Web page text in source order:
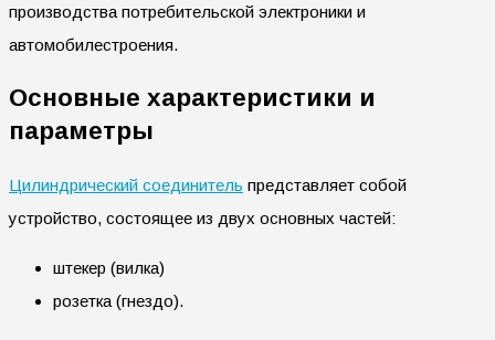
производства потребительской электроники и
автомобилестроения.
Основные характеристики и
параметры
Цилиндрический соединитель представляет собой
устройство, состоящее из двух основных частей:
штекер (вилка)
розетка (гнездо).